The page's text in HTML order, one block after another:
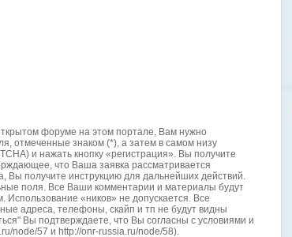
форуме на этом портале, Вам нужно
отмеченные знаком (*), а затем в самом низу
и нажать кнопку «регистрация». Вы получите
что Ваша заявка рассматривается
Вы получите инструкцию для дальнейших действий.
поля. Все Ваши комментарии и материалы будут
«ников» не допускается. Все
адреса, телефоны, скайп и тп не будут видны
Вы подтверждаете, что Вы согласны с условиями и
node/57 и http://onr-russia.ru/node/58).